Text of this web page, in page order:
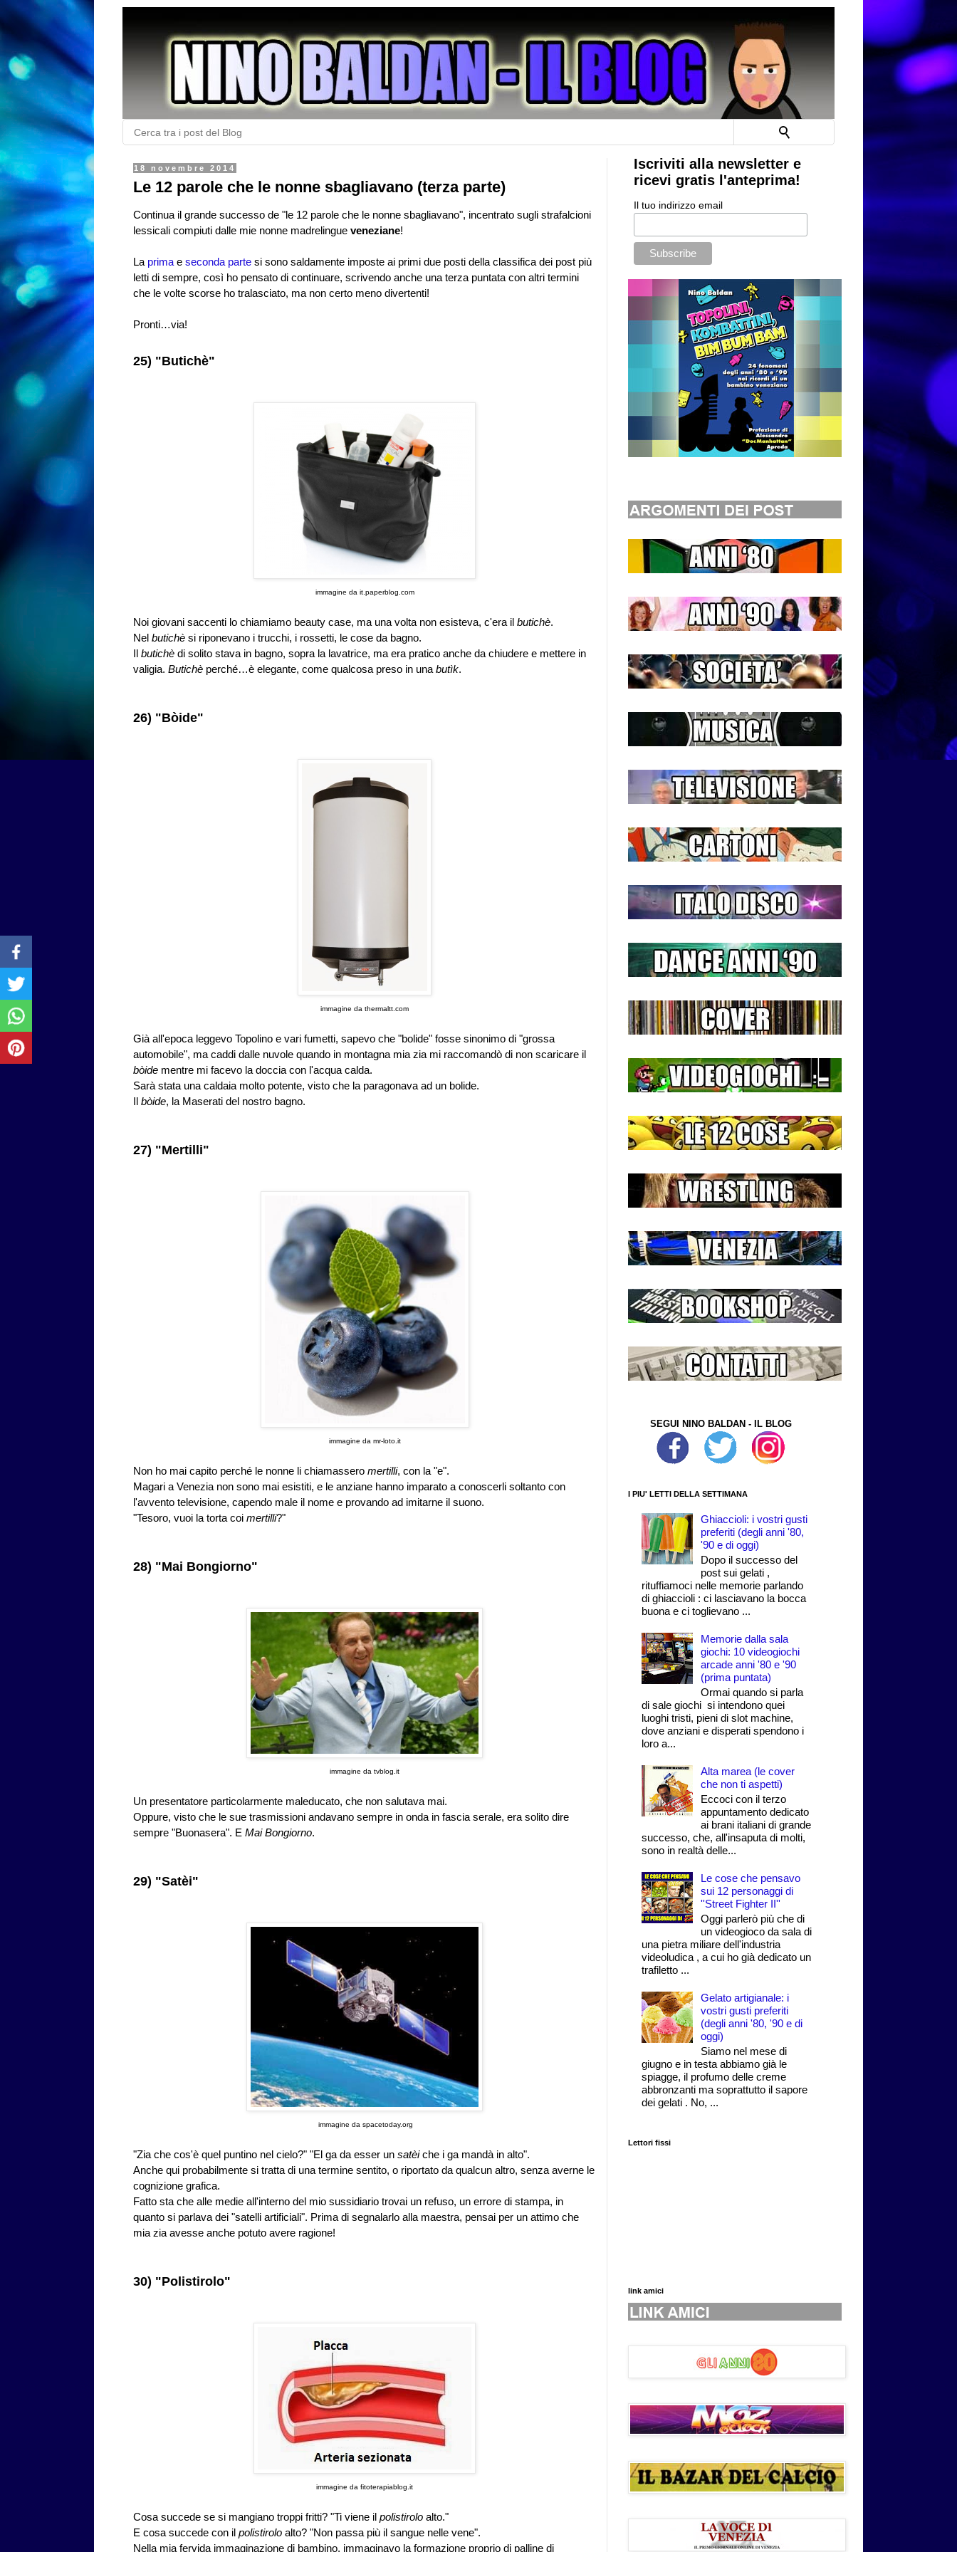
18 novembre 2014
Le 12 parole che le nonne sbagliavano (terza parte)
Continua il grande successo de "le 12 parole che le nonne sbagliavano", incentrato sugli strafalcioni
lessicali compiuti dalle mie nonne madrelingue veneziane!
La prima e seconda parte si sono saldamente imposte ai primi due posti della classifica dei post più
letti di sempre, così ho pensato di continuare, scrivendo anche una terza puntata con altri termini
che le volte scorse ho tralasciato, ma non certo meno divertenti!
Pronti…via!
25) "Butichè"
immagine da it.paperblog.com
Noi giovani saccenti lo chiamiamo beauty case, ma una volta non esisteva, c'era il butichè.
Nel butichè si riponevano i trucchi, i rossetti, le cose da bagno.
Il butichè di solito stava in bagno, sopra la lavatrice, ma era pratico anche da chiudere e mettere in
valigia. Butichè perché…è elegante, come qualcosa preso in una butìk.
26) "Bòide"
immagine da thermaltt.com
Già all'epoca leggevo Topolino e vari fumetti, sapevo che "bolide" fosse sinonimo di "grossa
automobile", ma caddi dalle nuvole quando in montagna mia zia mi raccomandò di non scaricare il
bòide mentre mi facevo la doccia con l'acqua calda.
Sarà stata una caldaia molto potente, visto che la paragonava ad un bolide.
Il bòide, la Maserati del nostro bagno.
27) "Mertilli"
immagine da mr-loto.it
Non ho mai capito perché le nonne li chiamassero mertilli, con la "e".
Magari a Venezia non sono mai esistiti, e le anziane hanno imparato a conoscerli soltanto con
l'avvento televisione, capendo male il nome e provando ad imitarne il suono.
"Tesoro, vuoi la torta coi mertilli?"
28) "Mai Bongiorno"
immagine da tvblog.it
Un presentatore particolarmente maleducato, che non salutava mai.
Oppure, visto che le sue trasmissioni andavano sempre in onda in fascia serale, era solito dire
sempre "Buonasera". E Mai Bongiorno.
29) "Satèi"
immagine da spacetoday.org
"Zia che cos'è quel puntino nel cielo?" "El ga da esser un satèiche i ga mandà in alto".
Anche qui probabilmente si tratta di una termine sentito, o riportato da qualcun altro, senza averne le
cognizione grafica.
Fatto sta che alle medie all'interno del mio sussidiario trovai un refuso, un errore di stampa, in
quanto si parlava dei "satelli artificiali". Prima di segnalarlo alla maestra, pensai per un attimo che
mia zia avesse anche potuto avere ragione!
30) "Polistirolo"
immagine da fitoterapiablog.it
Cosa succede se si mangiano troppi fritti? "Ti viene il polistirolo alto."
E cosa succede con il polistirolo alto? "Non passa più il sangue nelle vene".
Nella mia fervida immaginazione di bambino, immaginavo la formazione proprio di palline di
Iscriviti alla newsletter e
ricevi gratis l'anteprima!
Il tuo indirizzo email
SEGUI NINO BALDAN - IL BLOG
I PIU' LETTI DELLA SETTIMANA
Ghiaccioli: i vostri gusti
preferiti (degli anni '80,
'90 e di oggi)
Dopo il successo del
post sui gelati ,
rituffiamoci nelle memorie parlando
di ghiaccioli : ci lasciavano la bocca
buona e ci toglievano ...
Memorie dalla sala
giochi: 10 videogiochi
arcade anni '80 e '90
(prima puntata)
Ormai quando si parla
di sale giochi si intendono quei
luoghi tristi, pieni di slot machine,
dove anziani e disperati spendono i
loro a...
Alta marea (le cover
che non ti aspetti)
Eccoci con il terzo
appuntamento dedicato
ai brani italiani di grande
successo, che, all'insaputa di molti,
sono in realtà delle...
Le cose che pensavo
sui 12 personaggi di
''Street Fighter II''
Oggi parlerò più che di
un videogioco da sala di
una pietra miliare dell'industria
videoludica , a cui ho già dedicato un
trafiletto ...
Gelato artigianale: i
vostri gusti preferiti
(degli anni '80, '90 e di
oggi)
Siamo nel mese di
giugno e in testa abbiamo già le
spiagge, il profumo delle creme
abbronzanti ma soprattutto il sapore
dei gelati . No, ...
Lettori fissi
link amici